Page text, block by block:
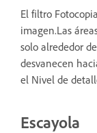
El filtro
imagen.Las
solo alrededor
desvanecen
el Nivel de
Escayola